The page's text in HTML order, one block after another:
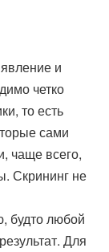
и
четко
то есть
сами
чаще всего,
Скрининг не
будто любой
Для